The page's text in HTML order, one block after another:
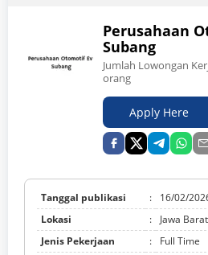
Perusahaan
Subang
Jumlah Lowongan
orang
Apply Here
Tanggal publikasi :
16/02/
Lokasi
:
Jawa Barat
Jenis Pekerjaan
:
Full Time